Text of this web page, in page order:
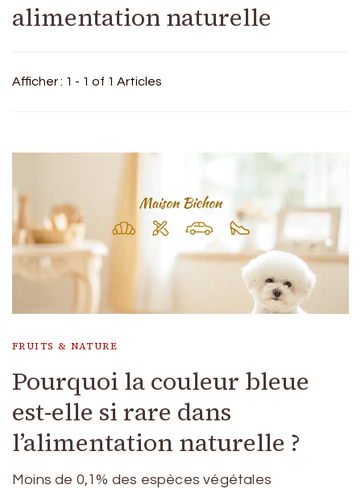
alimentation naturelle
Afficher : 1 - 1 of 1 Articles
FRUITS & NATURE
Pourquoi la couleur bleue
est-elle si rare dans
l’alimentation naturelle ?
Moins de 0,1% des espèces végétales